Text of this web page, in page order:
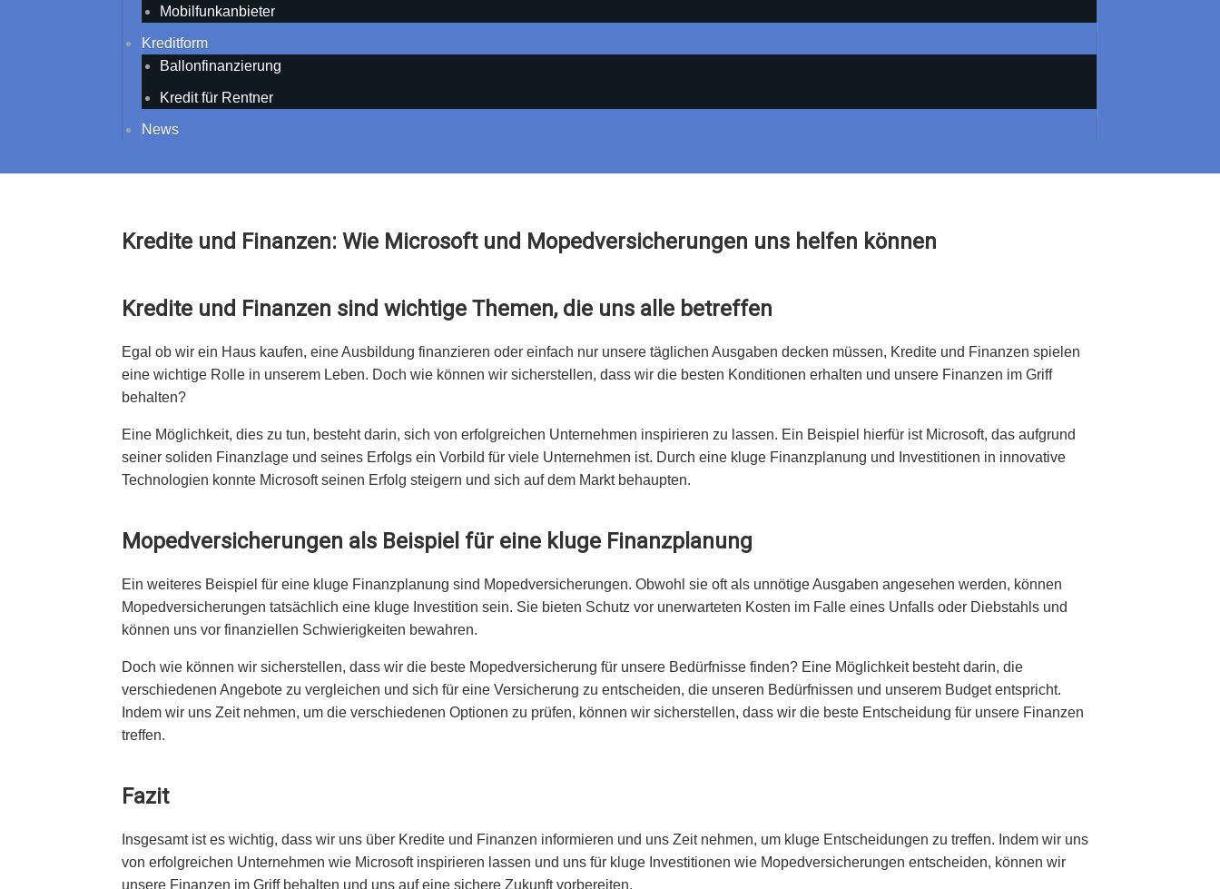
Mobilfunkanbieter
Kreditform
Ballonfinanzierung
Kredit für Rentner
News
Kredite und Finanzen: Wie Microsoft und Mopedversicherungen uns helfen können
Kredite und Finanzen sind wichtige Themen, die uns alle betreffen
Egal ob wir ein Haus kaufen, eine Ausbildung finanzieren oder einfach nur unsere täglichen Ausgaben decken müssen, Kredite und Finanzen spielen
eine wichtige Rolle in unserem Leben. Doch wie können wir sicherstellen, dass wir die besten Konditionen erhalten und unsere Finanzen im Griff
behalten?
Eine Möglichkeit, dies zu tun, besteht darin, sich von erfolgreichen Unternehmen inspirieren zu lassen. Ein Beispiel hierfür ist Microsoft, das aufgrund
seiner soliden Finanzlage und seines Erfolgs ein Vorbild für viele Unternehmen ist. Durch eine kluge Finanzplanung und Investitionen in innovative
Technologien konnte Microsoft seinen Erfolg steigern und sich auf dem Markt behaupten.
Mopedversicherungen als Beispiel für eine kluge Finanzplanung
Ein weiteres Beispiel für eine kluge Finanzplanung sind Mopedversicherungen. Obwohl sie oft als unnötige Ausgaben angesehen werden, können
Mopedversicherungen tatsächlich eine kluge Investition sein. Sie bieten Schutz vor unerwarteten Kosten im Falle eines Unfalls oder Diebstahls und
können uns vor finanziellen Schwierigkeiten bewahren.
Doch wie können wir sicherstellen, dass wir die beste Mopedversicherung für unsere Bedürfnisse finden? Eine Möglichkeit besteht darin, die
verschiedenen Angebote zu vergleichen und sich für eine Versicherung zu entscheiden, die unseren Bedürfnissen und unserem Budget entspricht.
Indem wir uns Zeit nehmen, um die verschiedenen Optionen zu prüfen, können wir sicherstellen, dass wir die beste Entscheidung für unsere Finanzen
treffen.
Fazit
Insgesamt ist es wichtig, dass wir uns über Kredite und Finanzen informieren und uns Zeit nehmen, um kluge Entscheidungen zu treffen. Indem wir uns
von erfolgreichen Unternehmen wie Microsoft inspirieren lassen und uns für kluge Investitionen wie Mopedversicherungen entscheiden, können wir
unsere Finanzen im Griff behalten und uns auf eine sichere Zukunft vorbereiten.